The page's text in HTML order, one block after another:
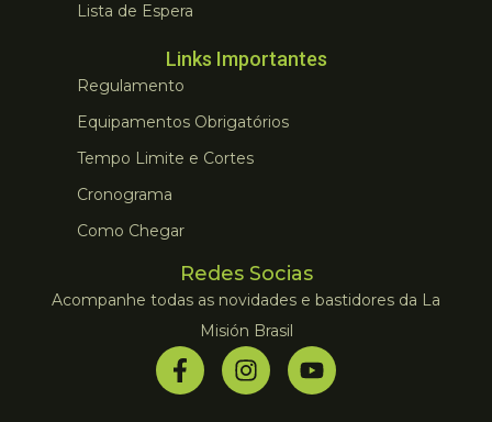
Lista de Espera
Links Importantes
Regulamento
Equipamentos Obrigatórios
Tempo Limite e Cortes
Cronograma
Como Chegar
Redes Socias
Acompanhe todas as novidades e bastidores da La
Misión Brasil